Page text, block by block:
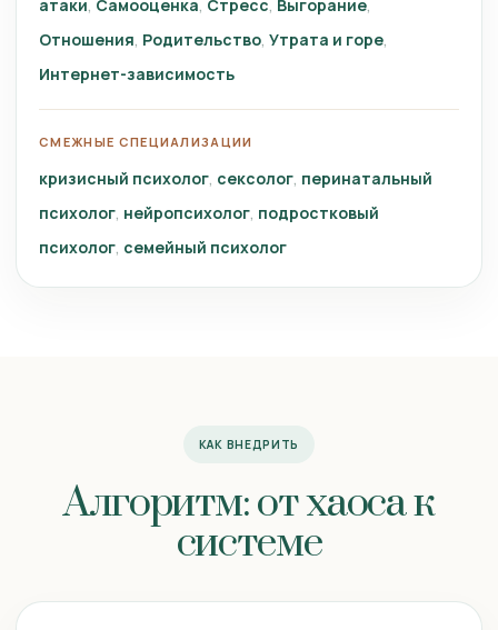
атаки Самооценка Стресс Выгорание
Отношения Родительство Утрата и горе
Интернет-зависимость
СМЕЖНЫЕ СПЕЦИАЛИЗАЦИИ
кризисный психолог сексолог перинатальный
психолог нейропсихолог подростковый
психолог семейный психолог
КАК ВНЕДРИТЬ
Алгоритм: от хаоса к
системе